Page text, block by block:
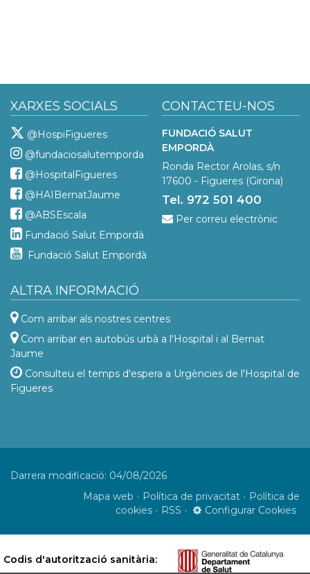
XARXES SOCIALS
@HospiFigueres
@fundaciosalutemporda
@HospitalFigueres
@HAIBernatJaume
@ABSEscala
Fundació Salut Empordà
Fundació Salut Empordà
CONTACTEU-NOS
FUNDACIÓ SALUT
EMPORDÀ
Ronda Rector Arolas, s/n
17600 - Figueres (Girona)
Tel. 972 501 400
Per correu electrònic
ALTRA INFORMACIÓ
Com arribar als nostres centres
Com arribar en autobús urbà a l'Hospital i al Bernat
Jaume
Consulteu el temps d'espera a Urgències de l'Hospital de
Figueres
Darrera modificació: 04/08/2026
Mapa web
Política de privacitat
Política de
cookies
RSS Configurar Cookies
Codis d'autorització sanitària: